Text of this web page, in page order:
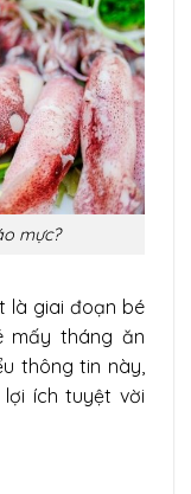
mực?
là giai đoạn bé
mấy tháng ăn
thông tin này,
ích tuyệt vời